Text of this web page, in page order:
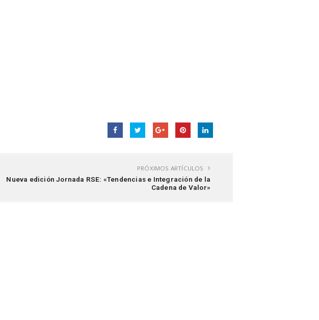
PRÓXIMOS ARTÍCULOS
Nueva edición Jornada RSE: «Tendencias e Integración de la
Cadena de Valor»